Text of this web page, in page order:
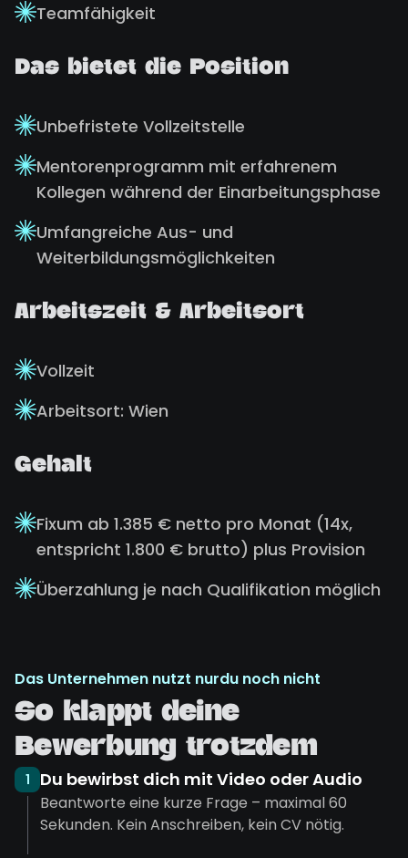
Teamfähigkeit
Das bietet die Position
Unbefristete Vollzeitstelle
Mentorenprogramm mit erfahrenem
Kollegen während der Einarbeitungsphase
Umfangreiche Aus- und
Weiterbildungsmöglichkeiten
Arbeitszeit & Arbeitsort
Vollzeit
Arbeitsort: Wien
Gehalt
Fixum ab 1.385 € netto pro Monat (14x,
entspricht 1.800 € brutto) plus Provision
Überzahlung je nach Qualifikation möglich
Das Unternehmen nutzt nurdu noch nicht
So klappt deine
Bewerbung trotzdem
1 Du bewirbst dich mit Video oder Audio
Beantworte eine kurze Frage – maximal 60
Sekunden. Kein Anschreiben, kein CV nötig.